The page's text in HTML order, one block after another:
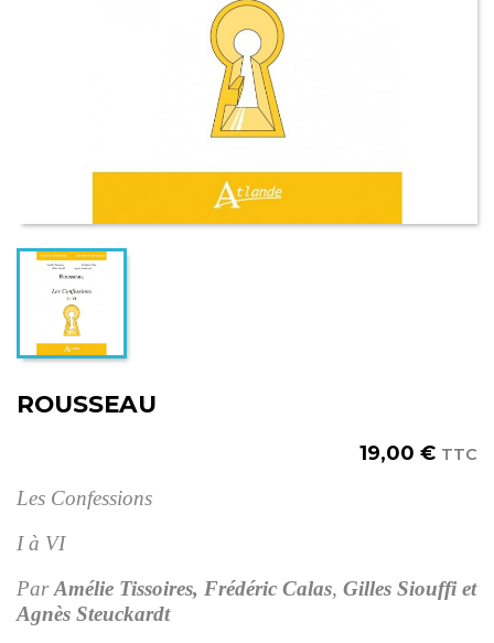
ROUSSEAU
19,00 € TTC
Les Confessions
I à VI
ParAmélie Tissoires, Frédéric Calas, Gilles Siouffi et
Agnès Steuckardt